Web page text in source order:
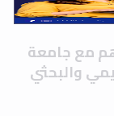
مع جامعة
والبحثي